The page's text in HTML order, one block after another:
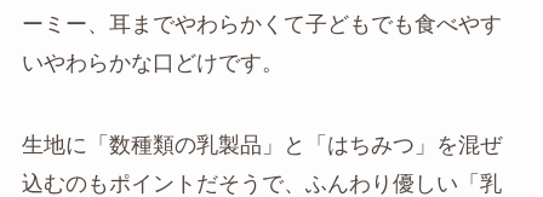
ーミー、耳までやわらかくて子どもでも食べやす
いやわらかな口どけです。
生地に「数種類の乳製品」と「はちみつ」を混ぜ
込むのもポイントだそうで、ふんわり優しい「乳